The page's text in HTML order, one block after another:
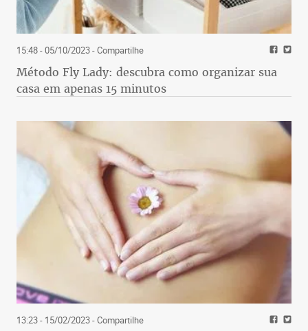
15:48 - 05/10/2023- Compartilhe
Método Fly Lady: descubra como organizar sua
casa em apenas 15 minutos
13:23 - 15/02/2023- Compartilhe